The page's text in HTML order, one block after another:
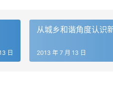
日
从城乡和谐角度认识
2013 年 7 月 13 日